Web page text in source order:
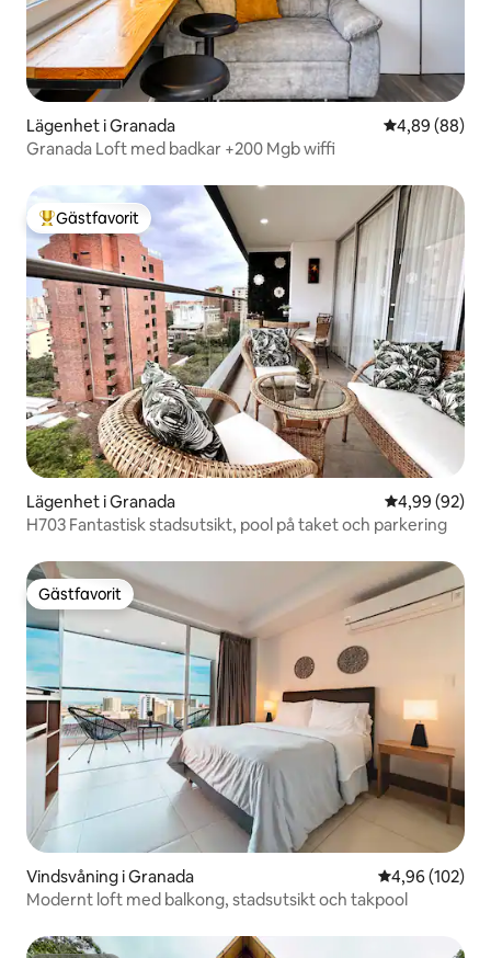
Lägenhet i Granada 4,89 av 5 i
4,89 (88)
Granada Loft med badkar +200 Mgb wiffi
Populär gästfavorit
Gästfavorit
Lägenhet i Granada 4,99 av 5 i
4,99 (92)
H703 Fantastisk stadsutsikt, pool på taket och parkering
Gästfavorit
Gästfavorit
Vindsvåning i Granada 4,96 av 5 i
4,96 (102)
Modernt loft med balkong, stadsutsikt och takpool